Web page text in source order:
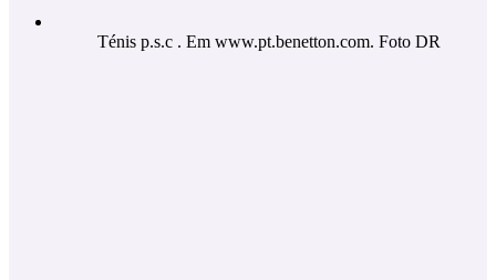
Ténis p.s.c . Em www.pt.benetton.com. Foto DR